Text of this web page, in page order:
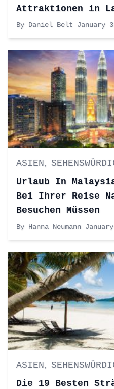
Attraktionen in
By Daniel Belt January
ASIEN ,
Urlaub In
Bei Ihrer Reise
Besuchen Müssen
By Hanna Neumann
ASIEN ,
Die 19 Besten